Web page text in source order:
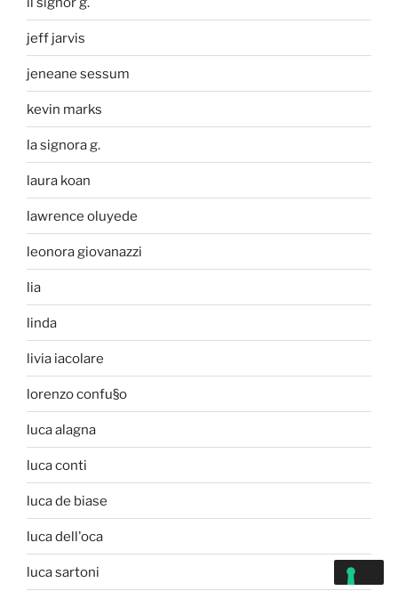
jeff jarvis
jeneane sessum
kevin marks
la signora g.
laura koan
lawrence oluyede
leonora giovanazzi
lia
linda
livia iacolare
lorenzo confu§o
luca alagna
luca conti
luca de biase
luca dell'oca
luca sartoni